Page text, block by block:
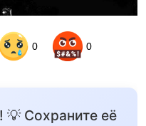
0 0
💡 Сохраните её